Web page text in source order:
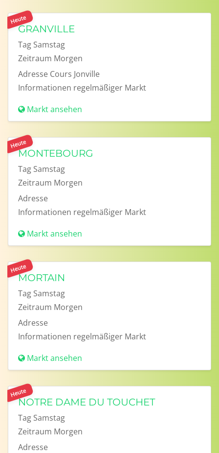
Heute
GRANVILLE
Tag Samstag
Zeitraum Morgen
Adresse Cours Jonville
Informationen regelmäßiger Markt
Markt ansehen
Heute
MONTEBOURG
Tag Samstag
Zeitraum Morgen
Adresse
Informationen regelmäßiger Markt
Markt ansehen
Heute
MORTAIN
Tag Samstag
Zeitraum Morgen
Adresse
Informationen regelmäßiger Markt
Markt ansehen
Heute
NOTRE DAME DU TOUCHET
Tag Samstag
Zeitraum Morgen
Adresse